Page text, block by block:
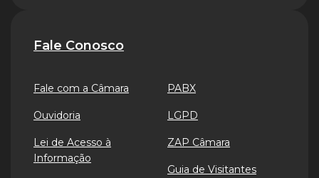
Fale Conosco
Fale com a Câmara
Ouvidoria
Lei de Acesso à
Informação
PABX
LGPD
ZAP Câmara
Guia de Visitantes